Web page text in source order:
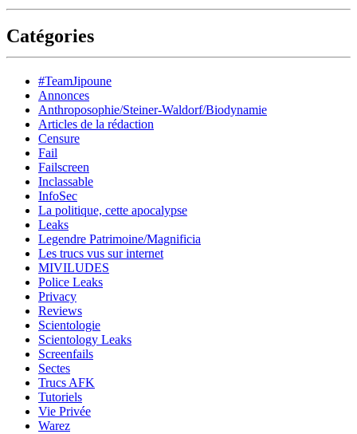
Catégories
#TeamJipoune
Annonces
Anthroposophie/Steiner-Waldorf/Biodynamie
Articles de la rédaction
Censure
Fail
Failscreen
Inclassable
InfoSec
La politique, cette apocalypse
Leaks
Legendre Patrimoine/Magnificia
Les trucs vus sur internet
MIVILUDES
Police Leaks
Privacy
Reviews
Scientologie
Scientology Leaks
Screenfails
Sectes
Trucs AFK
Tutoriels
Vie Privée
Warez